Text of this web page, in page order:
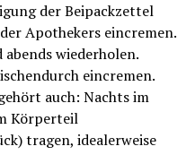
der Beipackzettel
Apothekers eincremen.
wiederholen.
eincremen.
auch: Nachts im
Körperteil
tragen, idealerweise